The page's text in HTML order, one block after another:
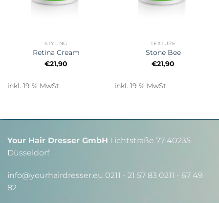
STYLING
Retina Cream
€21,90
inkl. 19 % MwSt.
TEXTURE
Stone Bee
€21,90
inkl. 19 % MwSt.
Your Hair Dresser GmbH Lichtstraße 77 40235
Düsseldorf
info@yourhairdresser.eu 0211 - 21 57 83 0211 - 67 49
82